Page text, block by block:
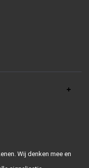
Wij denken mee en